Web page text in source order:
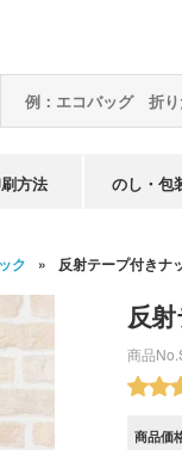
方法 のし・包
ク 反射テープ付きナ
反
商品No.
商品価